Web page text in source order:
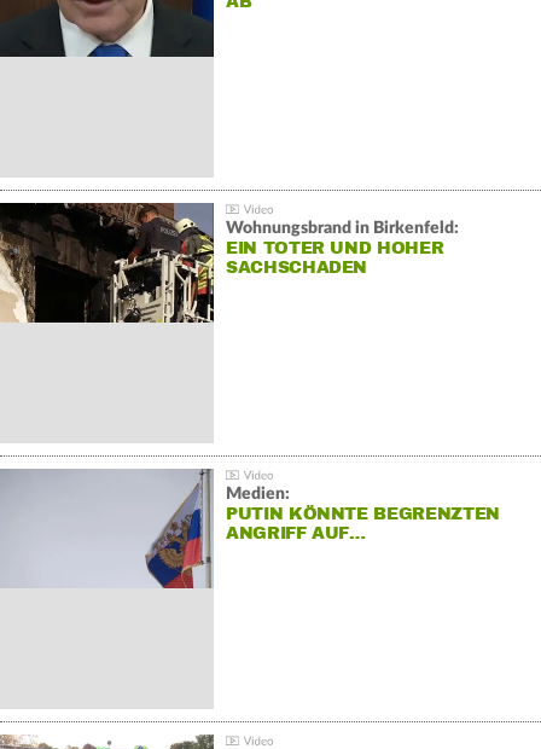
Wohnungsbrand in Birkenfeld:
EIN TOTER UND HOHER
SACHSCHADEN
Medien:
PUTIN KÖNNTE BEGRENZTEN
ANGRIFF AUF…